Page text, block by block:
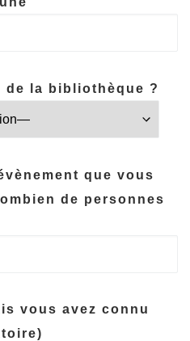
de la bibliothèque ?
que vous
de personnes
vous avez connu